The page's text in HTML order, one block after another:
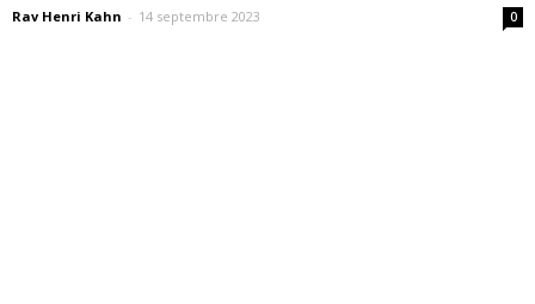
Rav Henri Kahn - 14 septembre 2023 0